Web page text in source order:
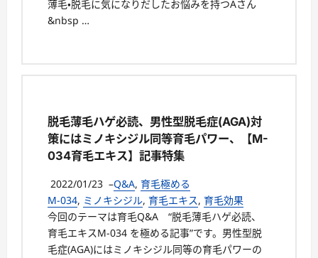
薄毛・脱毛に気になりだしたお悩みを持つAさん
&nbsp …
脱毛薄毛ハゲ必読、男性型脱毛症(AGA)対
策にはミノキシジル同等育毛パワー、【M-
034育毛エキス】記事特集
2022/01/23 –Q&A, 育毛極める
M-034, ミノキシジル, 育毛エキス, 育毛効果
今回のテーマは育毛Q&A “脱毛薄毛ハゲ必読、
育毛エキスM-034 を極める記事”です。男性型脱
毛症(AGA)にはミノキシジル同等の育毛パワーの